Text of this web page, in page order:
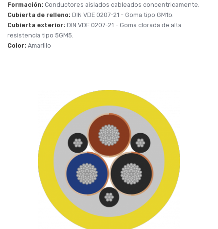
Formación: Conductores aislados cableados concentricamente.
Cubierta de relleno: DIN VDE 0207-21 - Goma tipo GM1b.
Cubierta exterior: DIN VDE 0207-21 - Goma clorada de alta
resistencia tipo 5GM5.
Color: Amarillo